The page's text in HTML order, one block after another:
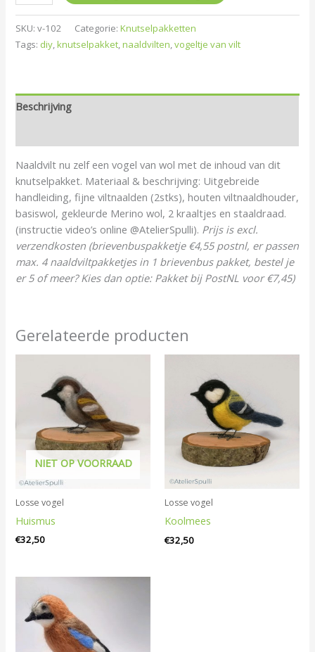
SKU:v-102 Categorie:Knutselpakketten
Tags: diy,knutselpakket,naaldvilten,vogeltje van vilt
Beschrijving
Naaldvilt nu zelf een vogel van wol met de inhoud van dit
knutselpakket. Materiaal & beschrijving: Uitgebreide
handleiding, fijne viltnaalden (2stks), houten viltnaaldhouder,
basiswol, gekleurde Merino wol, 2 kraaltjes en staaldraad.
(instructie video’s online @AtelierSpulli). Prijs is excl.
verzendkosten (brievenbuspakketje €4,55 postnl, er passen
max. 4 naaldviltpakketjes in 1 brievenbus pakket, bestel je
er 5 of meer? Kies dan optie: Pakket bij PostNL voor €7,45)
Gerelateerde producten
NIET OP VOORRAAD
Losse vogel
Huismus
€32,50
Losse vogel
Koolmees
€32,50